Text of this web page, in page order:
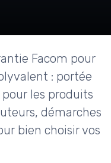
Facom pour
: portée
les produits
démarches
bien choisir vos